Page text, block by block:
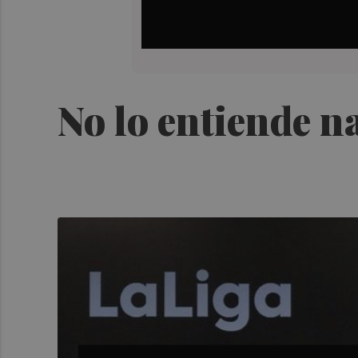
No lo entiende